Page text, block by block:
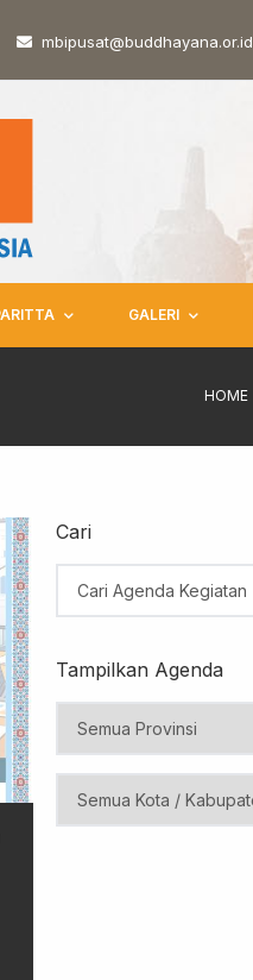
mbipusat@buddhayana.or.id
GALERI
HOME
Cari
Tampilkan Agenda